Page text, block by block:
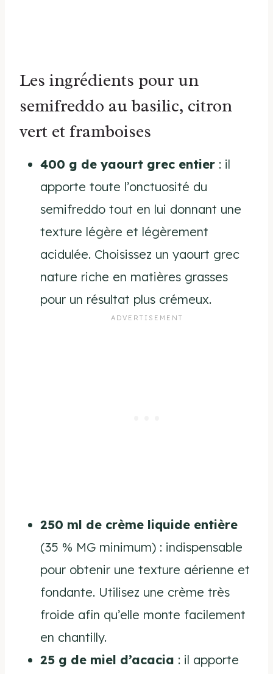
Les ingrédients pour un
semifreddo au basilic, citron
vert et framboises
400 g de yaourt grec entier : il
apporte toute l’onctuosité du
semifreddo tout en lui donnant une
texture légère et légèrement
acidulée. Choisissez un yaourt grec
nature riche en matières grasses
pour un résultat plus crémeux.
250 ml de crème liquide entière
(35 % MG minimum) : indispensable
pour obtenir une texture aérienne et
fondante. Utilisez une crème très
froide afin qu’elle monte facilement
en chantilly.
25 g de miel d’acacia : il apporte